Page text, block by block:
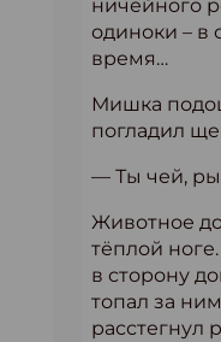
ничейного
одиноки – в
время…
Мишка
погладил
— Ты чей,
Животное
тёплой
в сторону
топал за
расстегнул